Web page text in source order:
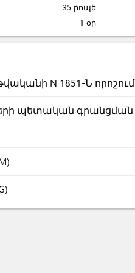
35 րոպե
1 օր
N 1851-Ն որոշում
պետական գրանցման